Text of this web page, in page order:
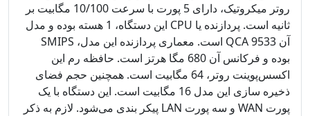
روتر میکروتیک، دارای 5 پورت با سرعت 10/100 مگابیت بر
ثانیه است. پردازنده یا CPU این دستگاه، 1 هسته بوده و مدل
آن 9533 QCA است. معماری پردازنده این مدل، SMIPS
بوده و فرکانس آن 680 مگا هرتز است. حافظه رم این
اکسس‌پوینت روتر، 64 مگابیت است. همچنین حجم فضای
ذخیره سازی این مدل 16 مگابیت است. این دستگاه با یک
پورت WAN و سه پورت LAN پیکر بندی می‌شود. لازم به ذکر